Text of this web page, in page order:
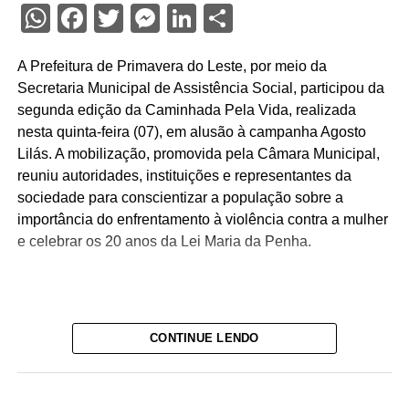
WhatsApp
Facebook
Twitter
Messenger
LinkedIn
Share
A Prefeitura de Primavera do Leste, por meio da
Secretaria Municipal de Assistência Social, participou da
segunda edição da Caminhada Pela Vida, realizada
nesta quinta-feira (07), em alusão à campanha Agosto
Lilás. A mobilização, promovida pela Câmara Municipal,
reuniu autoridades, instituições e representantes da
sociedade para conscientizar a população sobre a
importância do enfrentamento à violência contra a mulher
e celebrar os 20 anos da Lei Maria da Penha.
Representando o Executivo Municipal, participaram a
secretária de Assistência Social, Alexssandra Ziliotto, a
CONTINUE LENDO